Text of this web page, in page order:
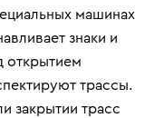
машинах
знаки и
открытием
трассы.
закрытии трасс